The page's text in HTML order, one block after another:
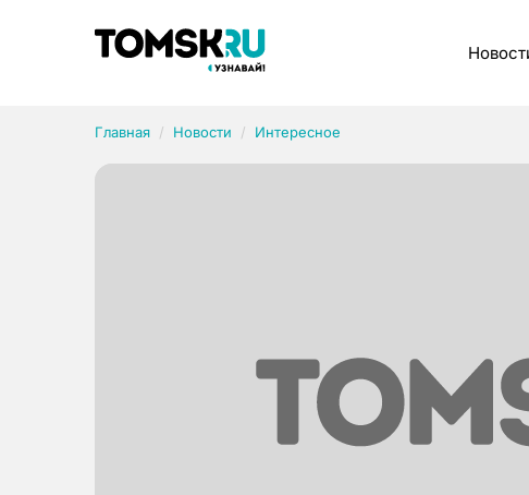
Главная Новости Интересное
Рубрики